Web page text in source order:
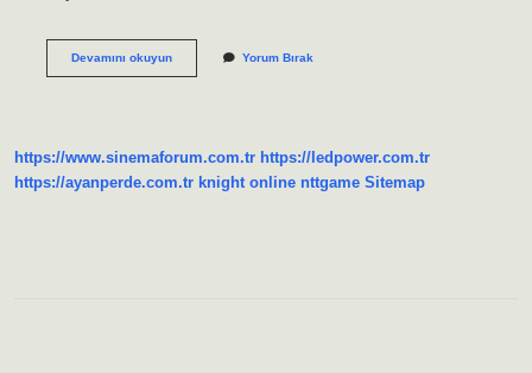
Devamını okuyunBoğazlı
Yorum Bırak
https://www.sinemaforum.com.tr https://ledpower.com.tr
https://ayanperde.com.tr knight online nttgame Sitemap